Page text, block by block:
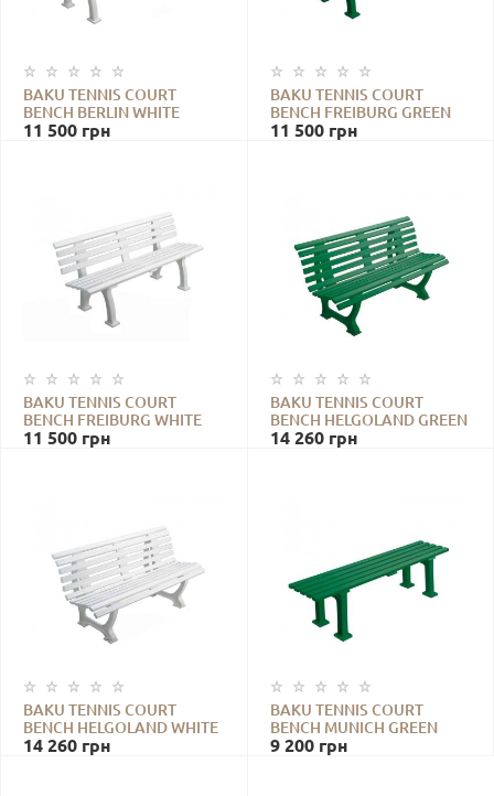
BAKU TENNIS COURT
BENCH BERLIN WHITE
11 500 грн
BAKU TENNIS COURT
BENCH FREIBURG GREEN
11 500грн
BAKU TENNIS COURT
BENCH FREIBURG WHITE
11 500 грн
BAKU TENNIS COURT
BENCH HELGOLAND GREEN
14 260грн
BAKU TENNIS COURT
BENCH HELGOLAND WHITE
14 260 грн
BAKU TENNIS COURT
BENCH MUNICH GREEN
9 200грн